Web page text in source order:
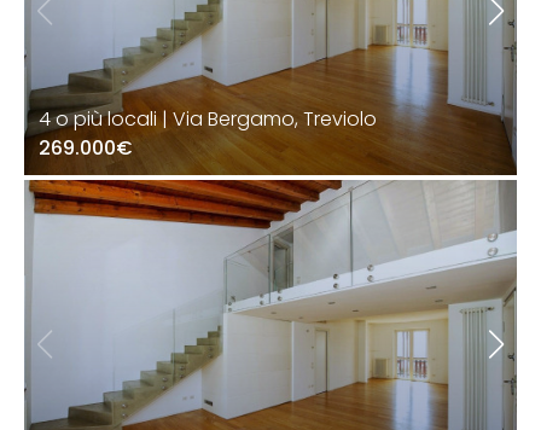
4 o più locali | Via Bergamo, Treviolo
269.000€